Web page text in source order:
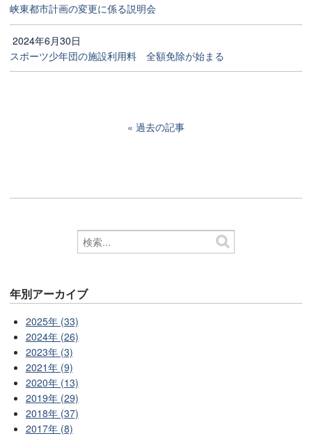
峡東都市計画の変更に係る説明会
2024年6月30日
スポーツ少年団の施設利用料 全額免除が始まる
過去の記事
年別アーカイブ
2025年 (33)
2024年 (26)
2023年 (3)
2021年 (9)
2020年 (13)
2019年 (29)
2018年 (37)
2017年 (8)